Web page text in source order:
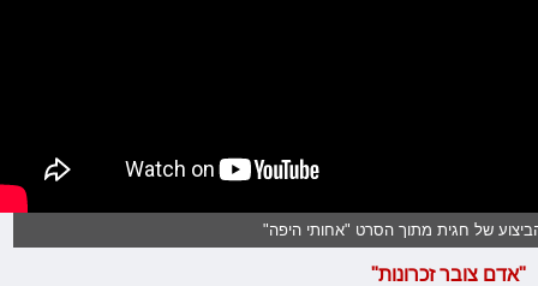
של חגית מתוך הסרט "אחותי היפה"
"אדם צובר זכרונות"